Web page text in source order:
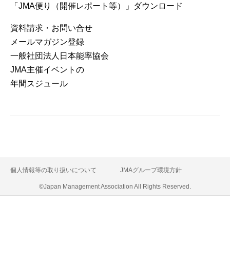
「JMA便り（開催レポート等）」ダウンロード
資料請求・お問い合せ
メールマガジン登録
⼀般社団法⼈⽇本能率協会
JMA主催イベントの
年間スジュール
個人情報等の取り扱いについて JMAグループ環境方針
©Japan Management Association All Rights Reserved.